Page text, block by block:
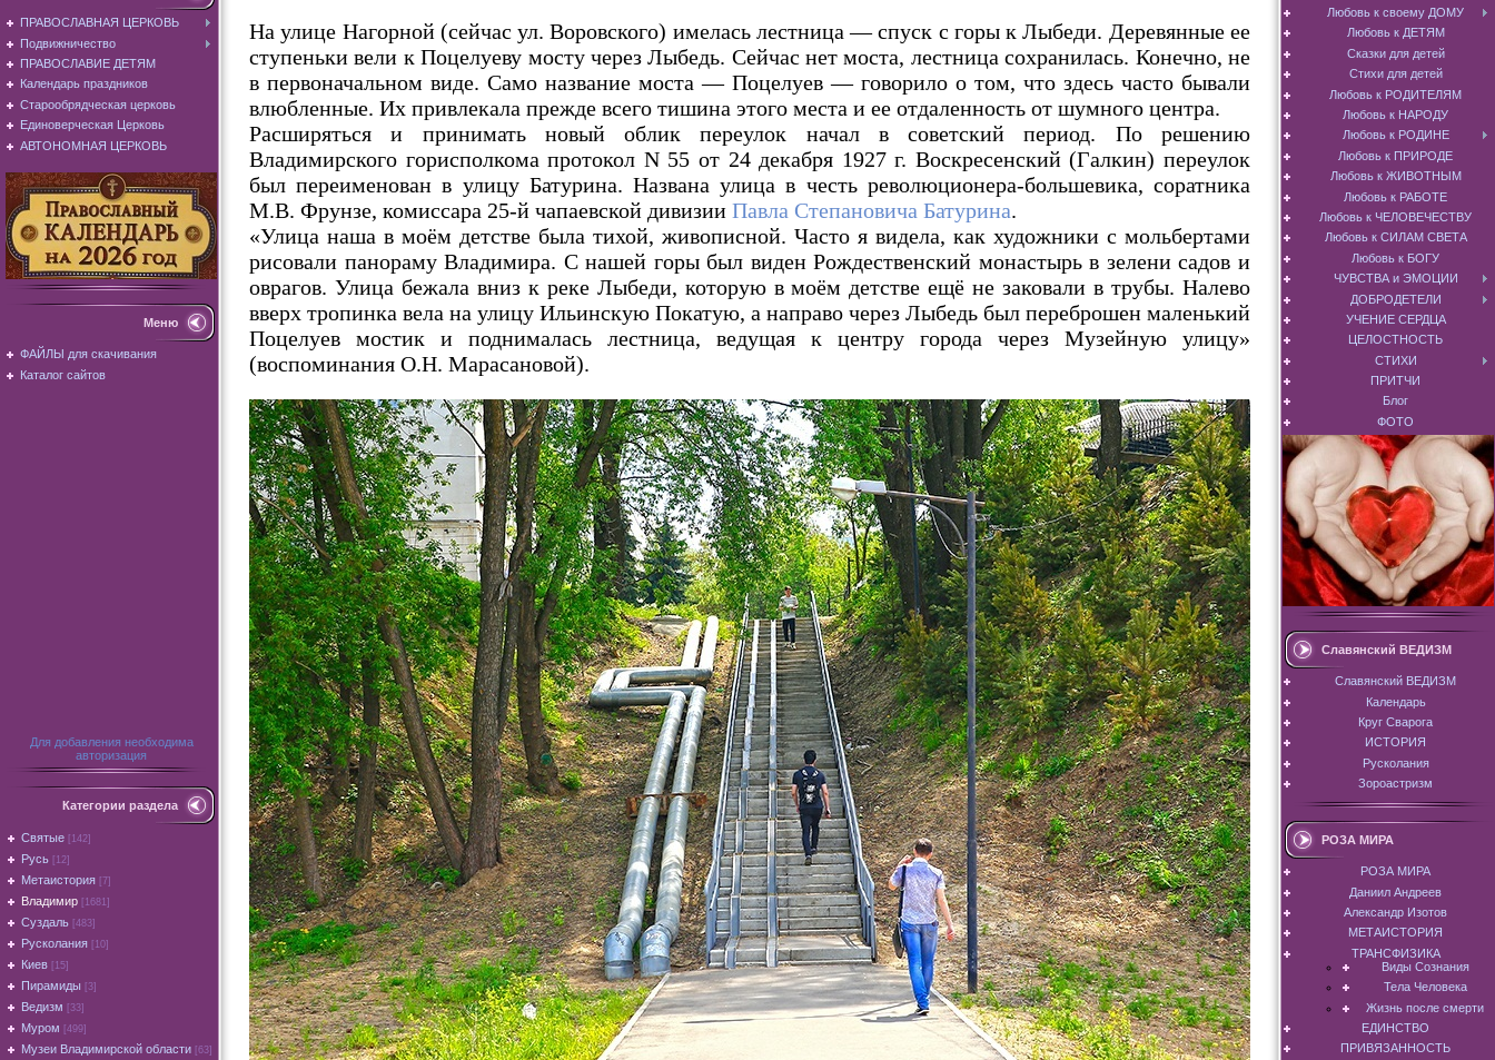
ПРАВОСЛАВНАЯ ЦЕРКОВЬ
Подвижничество
ПРАВОСЛАВИЕ ДЕТЯМ
Календарь праздников
Старообрядческая церковь
Единоверческая Церковь
АВТОНОМНАЯ ЦЕРКОВЬ
Меню
ФАЙЛЫ для скачивания
Каталог сайтов
Для добавления необходима
авторизация
Категории раздела
Святые [142]
Русь [12]
Метаистория [7]
Владимир [1681]
Суздаль [483]
Русколания [10]
Киев [15]
Пирамиды [3]
Ведизм [33]
Муром [499]
Музеи Владимирской области [63]
На улице Нагорной (сейчас ул. Воровского) имелась лестница — спуск с горы к Лыбеди. Деревянные ее
ступеньки вели к Поцелуеву мосту через Лыбедь. Сейчас нет моста, лестница сохранилась. Конечно, не
в первоначальном виде. Само название моста — Поцелуев — говорило о том, что здесь часто бывали
влюбленные. Их привлекала прежде всего тишина этого места и ее отдаленность от шумного центра.
Расширяться и принимать новый облик переулок начал в советский период. По решению
Владимирского горисполкома протокол N 55 от 24 декабря 1927 г. Воскресенский (Галкин) переулок
был переименован в улицу Батурина. Названа улица в честь революционера-большевика, соратника
М.В. Фрунзе, комиссара 25-й чапаевской дивизии Павла Степановича Батурина.
«Улица наша в моём детстве была тихой, живописной. Часто я видела, как художники с мольбертами
рисовали панораму Владимира. С нашей горы был виден Рождественский монастырь в зелени садов и
оврагов. Улица бежала вниз к реке Лыбеди, которую в моём детстве ещё не заковали в трубы. Налево
вверх тропинка вела на улицу Ильинскую Покатую, а направо через Лыбедь был переброшен маленький
Поцелуев мостик и поднималась лестница, ведущая к центру города через Музейную улицу»
(воспоминания О.Н. Марасановой).
Любовь к своему ДОМУ
Любовь к ДЕТЯМ
Сказки для детей
Стихи для детей
Любовь к РОДИТЕЛЯМ
Любовь к НАРОДУ
Любовь к РОДИНЕ
Любовь к ПРИРОДЕ
Любовь к ЖИВОТНЫМ
Любовь к РАБОТЕ
Любовь к ЧЕЛОВЕЧЕСТВУ
Любовь к СИЛАМ СВЕТА
Любовь к БОГУ
ЧУВСТВА и ЭМОЦИИ
ДОБРОДЕТЕЛИ
УЧЕНИЕ СЕРДЦА
ЦЕЛОСТНОСТЬ
СТИХИ
ПРИТЧИ
Блог
ФОТО
Славянский ВЕДИЗМ
Славянский ВЕДИЗМ
Календарь
Круг Сварога
ИСТОРИЯ
Русколания
Зороастризм
РОЗА МИРА
РОЗА МИРА
Даниил Андреев
Александр Изотов
МЕТАИСТОРИЯ
ТРАНСФИЗИКА
Виды Сознания
Тела Человека
Жизнь после смерти
ЕДИНСТВО
ПРИВЯЗАННОСТЬ